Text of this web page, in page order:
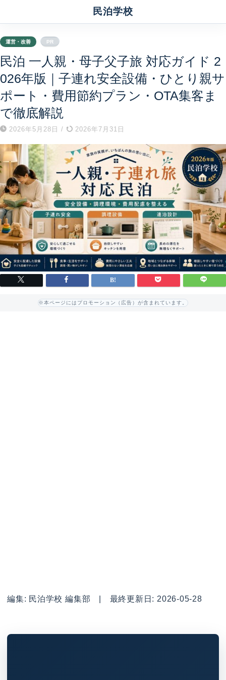
民泊学校
運営・改善 PR
民泊 一人親・母子父子旅 対応ガイド 2
026年版｜子連れ安全設備・ひとり親サ
ポート・費用節約プラン・OTA集客ま
で徹底解説
2026年5月28日 / 2026年7月31日
※本ページにはプロモーション（広告）が含まれています。
編集: 民泊学校 編集部 | 最終更新日: 2026-05-28